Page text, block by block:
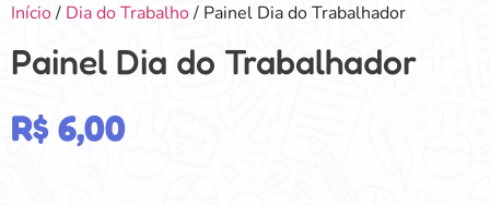
Início/ Dia do Trabalho/ Painel Dia do Trabalhador
Painel Dia do Trabalhador
R$ 6,00